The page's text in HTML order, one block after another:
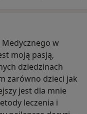
w
moją pasją,
dziedzinach
zarówno dzieci jak
jest dla mnie